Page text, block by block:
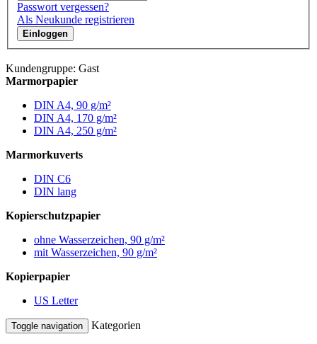
Passwort vergessen?
Als Neukunde registrieren
Einloggen
Kundengruppe: Gast
Marmorpapier
DIN A4, 90 g/m²
DIN A4, 170 g/m²
DIN A4, 250 g/m²
Marmorkuverts
DIN C6
DIN lang
Kopierschutzpapier
ohne Wasserzeichen, 90 g/m²
mit Wasserzeichen, 90 g/m²
Kopierpapier
US Letter
Toggle navigation Kategorien